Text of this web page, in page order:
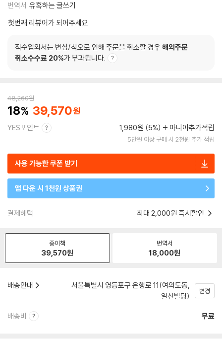
번역서 유혹하는 글쓰기
첫번째 리뷰어가 되어주세요
직수입외서는 변심/착오로 인해 주문을 취소할 경우 해외주문
취소수수료 20%가 부과됩니다.
48,260원
18 39,570
YES포인트 1,980원 (5%) 마니아추가적립
5만원 이상 구매 시 2천원 추가 적립
사용 가능한 쿠폰 받기
앱 다운 시 1천원 상품권
결제혜택 최대 2,000원 즉시할인
종이책
39,570원
번역서
18,000원
배송안내
서울특별시 영등포구 은행로 11(여의도동,
일신빌딩)
변경
배송비 무료